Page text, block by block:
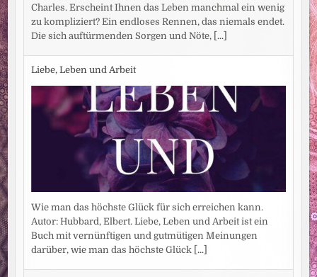
Charles. Erscheint Ihnen das Leben manchmal ein wenig
zu kompliziert? Ein endloses Rennen, das niemals endet.
Die sich auftürmenden Sorgen und Nöte, [...]
Liebe, Leben und Arbeit
Wie man das höchste Glück für sich erreichen kann.
Autor: Hubbard, Elbert. Liebe, Leben und Arbeit ist ein
Buch mit vernünftigen und gutmütigen Meinungen
darüber, wie man das höchste Glück [...]